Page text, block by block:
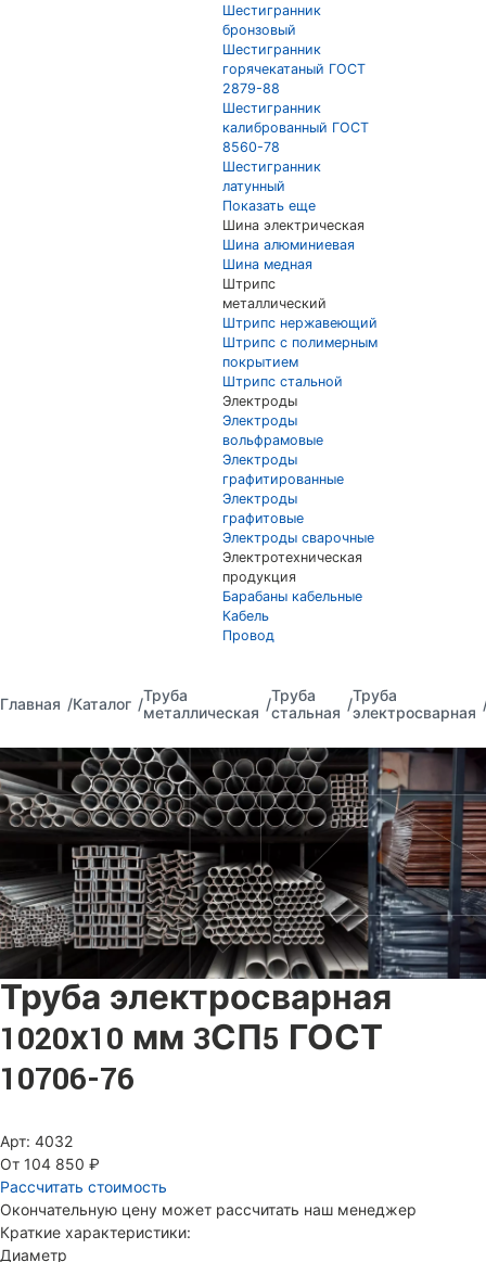
Шестигранник
бронзовый
Шестигранник
горячекатаный ГОСТ
2879-88
Шестигранник
калиброванный ГОСТ
8560-78
Шестигранник
латунный
Показать еще
Шина электрическая
Шина алюминиевая
Шина медная
Штрипс
металлический
Штрипс нержавеющий
Штрипс с полимерным
покрытием
Штрипс стальной
Электроды
Электроды
вольфрамовые
Электроды
графитированные
Электроды
графитовые
Электроды сварочные
Электротехническая
продукция
Барабаны кабельные
Кабель
Провод
Главная Каталог
Труба
металлическая
Труба
стальная
Труба
электросварная
Труба электросварная
1020х10 мм 3СП5 ГОСТ
10706-76
Арт: 4032
От 104 850 ₽
Рассчитать стоимость
Окончательную цену может рассчитать наш менеджер
Краткие характеристики:
Диаметр